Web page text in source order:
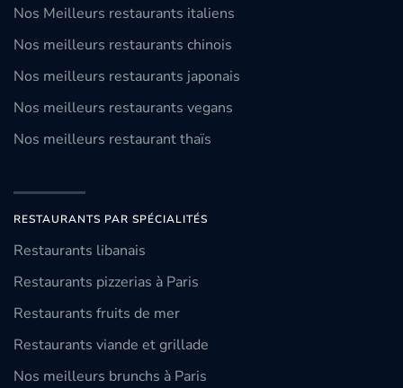
Nos Meilleurs restaurants italiens
Nos meilleurs restaurants chinois
Nos meilleurs restaurants japonais
Nos meilleurs restaurants vegans
Nos meilleurs restaurant thaïs
RESTAURANTS PAR SPÉCIALITÉS
Restaurants libanais
Restaurants pizzerias à Paris
Restaurants fruits de mer
Restaurants viande et grillade
Nos meilleurs brunchs à Paris